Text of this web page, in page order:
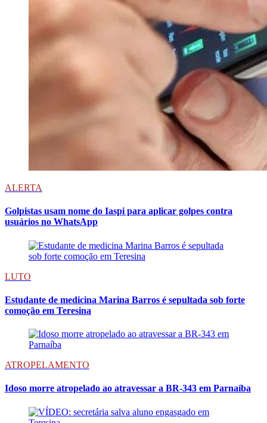
ALERTA
Golpistas usam nome do Iaspi para aplicar golpes contra
usuários no WhatsApp
LUTO
Estudante de medicina Marina Barros é sepultada sob forte
comoção em Teresina
ATROPELAMENTO
Idoso morre atropelado ao atravessar a BR-343 em Parnaíba